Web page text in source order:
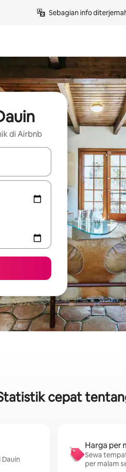
Sebagian info
di Airbnb
dengan tombol panah ke atas dan
cepat
Dauin
Harga per
Sewa
per malam